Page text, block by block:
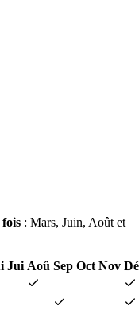
fois : Mars, Juin, Août et
Jui Aoû Sep Oct Nov